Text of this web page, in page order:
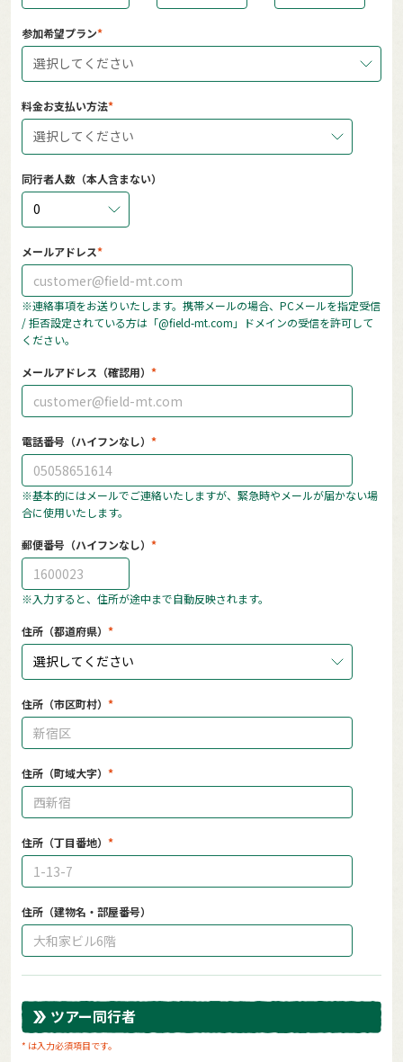
参加希望プラン
選択してください
料金お支払い方法
選択してください
同行者人数（本人含まない）
0
メールアドレス
※連絡事項をお送りいたします。携帯メールの場合、PCメールを指定受信
/ 拒否設定されている方は「@field-mt.com」ドメインの受信を許可して
ください。
メールアドレス（確認用）
電話番号（ハイフンなし）
※基本的にはメールでご連絡いたしますが、緊急時やメールが届かない場
合に使用いたします。
郵便番号（ハイフンなし）
※入力すると、住所が途中まで自動反映されます。
住所（都道府県）
選択してください
住所（市区町村）
住所（町域大字）
住所（丁目番地）
住所（建物名・部屋番号）
ツアー同行者
* は入力必須項目です。